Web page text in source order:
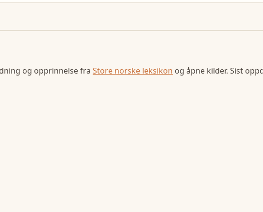
og opprinnelse fra Store norske leksikon og åpne kilder. Sist